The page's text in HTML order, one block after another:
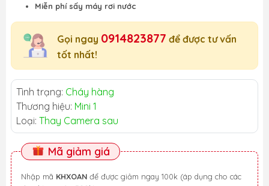
Miễn phí sấy máy rơi nước
Gọi ngay 0914823877 để được tư vấn
tốt nhất!
Tình trạng: Cháy hàng
Thương hiệu: Mini 1
Loại: Thay Camera sau
Mã giảm giá
Nhập mã KHXOAN